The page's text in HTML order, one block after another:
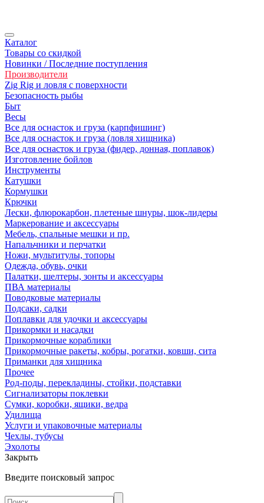
Каталог
Товары со скидкой
Новинки / Последние поступления
Производители
Zig Rig и ловля с поверхности
Безoпасность рыбы
Быт
Весы
Все для оснасток и груза (карпфишинг)
Все для оснасток и груза (ловля хищника)
Все для оснасток и груза (фидер, донная, поплавок)
Изготовление бойлов
Инструменты
Катушки
Кормушки
Крючки
Лески, флюрокарбон, плетеные шнуры, шок-лидеры
Маркерование и аксессуары
Мебель, спальные мешки и пр.
Напальчники и перчатки
Ножи, мультитулы, топоры
Одежда, обувь, очки
Палатки, шелтеры, зонты и аксессуары
ПВА материалы
Поводковые материалы
Подсаки, садки
Поплавки для удочки и аксессуары
Прикормки и насадки
Прикормочные кораблики
Прикормочные ракеты, кобры, рогатки, ковши, сита
Приманки для хищника
Прочее
Род-поды, перекладины, стойки, подставки
Сигнализаторы поклевки
Сумки, коробки, ящики, ведра
Удилища
Услуги и упаковочные материалы
Чехлы, тубусы
Эхолоты
Закрыть
Введите поисковый запрос